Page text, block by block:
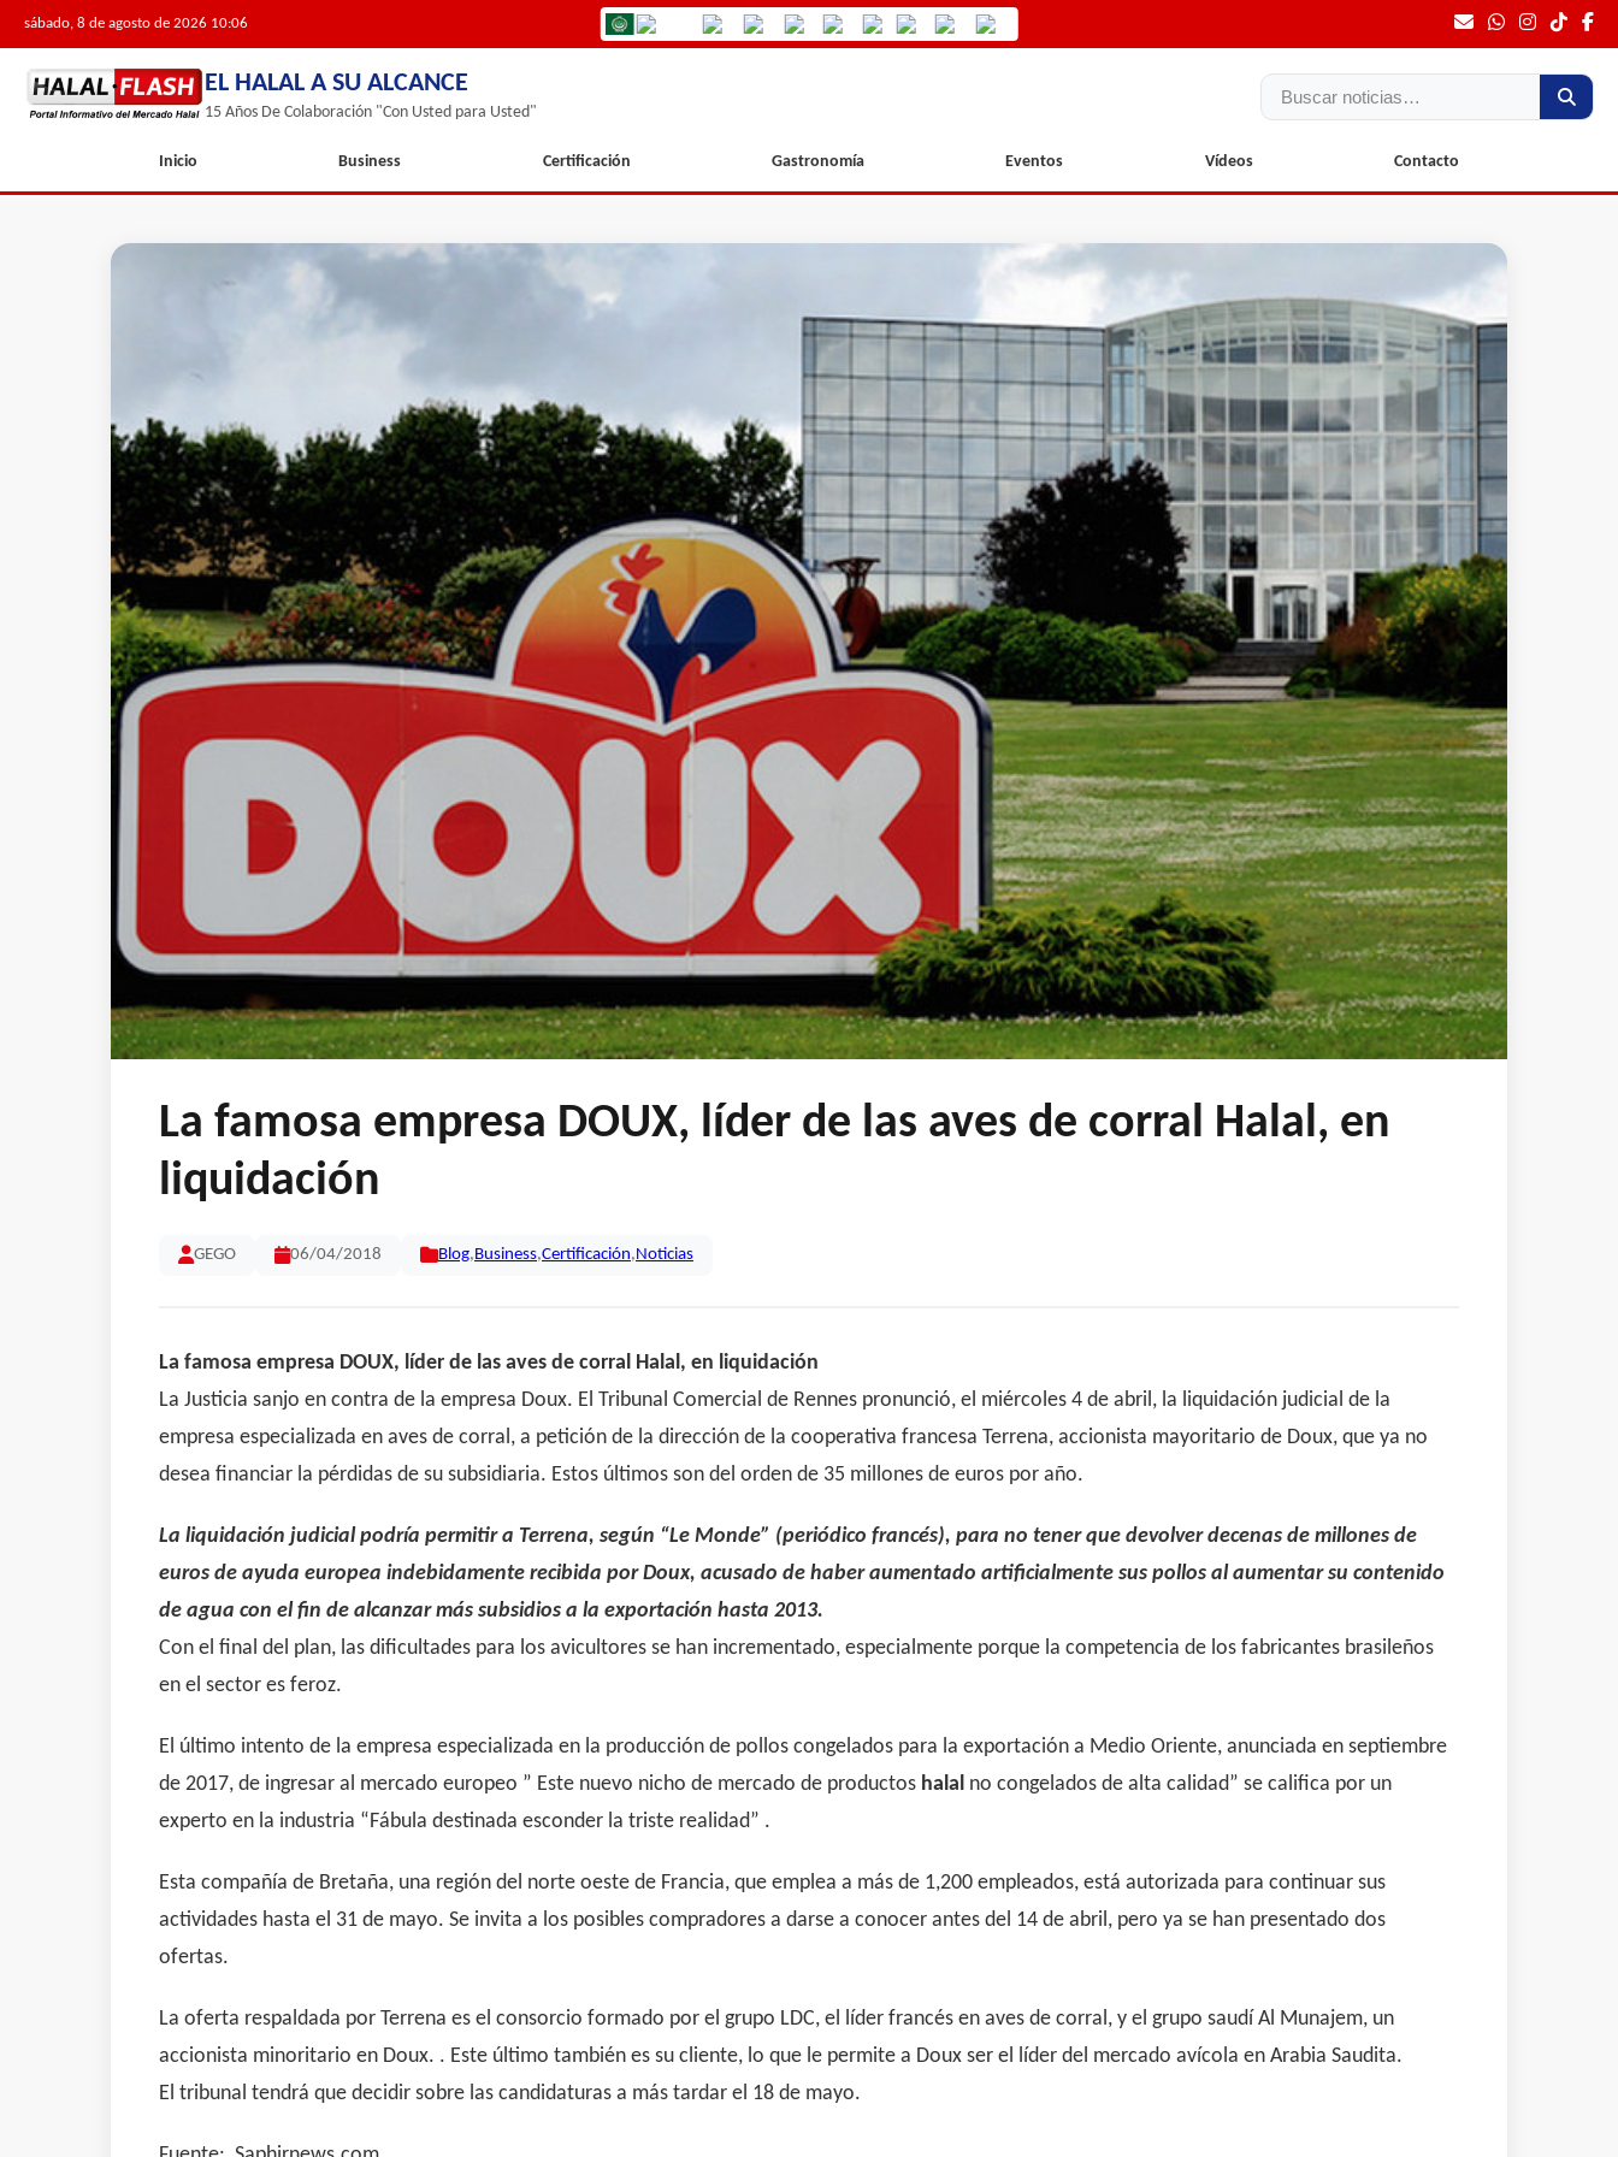
sábado, 8 de agosto de 2026 10:06
EL HALAL A SU ALCANCE
15 Años De Colaboración "Con Usted para Usted"
Buscar
Inicio Business Certificación Gastronomía Eventos Vídeos Contacto
La famosa empresa DOUX, líder de las aves de corral Halal, en
liquidación
GEGO 06/04/2018 Blog, Business,Certificación, Noticias
La famosa empresa DOUX, líder de las aves de corral Halal, en liquidación
La Justicia sanjo en contra de la empresa Doux. El Tribunal Comercial de Rennes pronunció, el miércoles 4 de abril, la liquidación judicial de la
empresa especializada en aves de corral, a petición de la dirección de la cooperativa francesa Terrena, accionista mayoritario de Doux, que ya no
desea financiar la pérdidas de su subsidiaria. Estos últimos son del orden de 35 millones de euros por año.
La liquidación judicial podría permitir a Terrena, según “Le Monde” (periódico francés), para no tener que devolver decenas de millones de
euros de ayuda europea indebidamente recibida por Doux, acusado de haber aumentado artificialmente sus pollos al aumentar su contenido
de agua con el fin de alcanzar más subsidios a la exportación hasta 2013.
Con el final del plan, las dificultades para los avicultores se han incrementado, especialmente porque la competencia de los fabricantes brasileños
en el sector es feroz.
El último intento de la empresa especializada en la producción de pollos congelados para la exportación a Medio Oriente, anunciada en septiembre
de 2017, de ingresar al mercado europeo ” Este nuevo nicho de mercado de productos halal no congelados de alta calidad” se califica por un
experto en la industria “Fábula destinada esconder la triste realidad” .
Esta compañía de Bretaña, una región del norte oeste de Francia, que emplea a más de 1,200 empleados, está autorizada para continuar sus
actividades hasta el 31 de mayo. Se invita a los posibles compradores a darse a conocer antes del 14 de abril, pero ya se han presentado dos
ofertas.
La oferta respaldada por Terrena es el consorcio formado por el grupo LDC, el líder francés en aves de corral, y el grupo saudí Al Munajem, un
accionista minoritario en Doux. . Este último también es su cliente, lo que le permite a Doux ser el líder del mercado avícola en Arabia Saudita.
El tribunal tendrá que decidir sobre las candidaturas a más tardar el 18 de mayo.